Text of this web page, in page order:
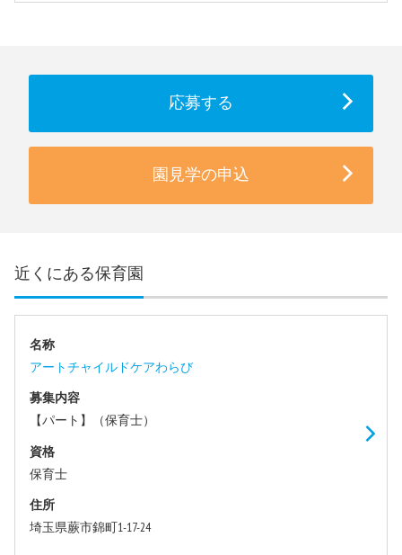
応募する
園見学の申込
近くにある保育園
名称
アートチャイルドケアわらび
募集内容
【パート】（保育士）
資格
保育士
住所
埼玉県蕨市錦町1-17-24